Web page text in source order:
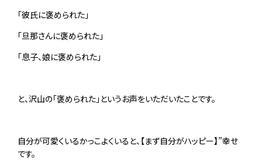
「彼氏に褒められた」
「旦那さんに褒められた」
「息子、娘に褒められた」
と、沢山の「褒められた」というお声をいただいたことです。
自分が可愛くいるかっこよくいると、【まず自分がハッピー】”幸せ
です。